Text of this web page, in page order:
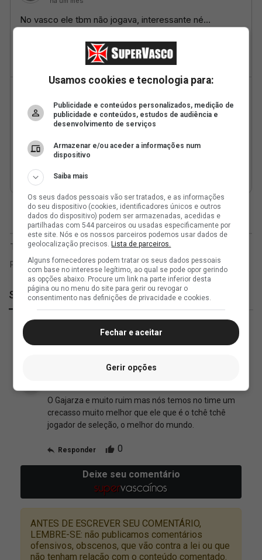
SuperVasco
Usamos cookies e tecnologia para:
Publicidade e conteúdos personalizados, medição de
publicidade e conteúdos, estudos de audiência e
desenvolvimento de serviços
Armazenar e/ou aceder a informações num
dispositivo
Saiba mais
Os seus dados pessoais vão ser tratados, e as informações
do seu dispositivo (cookies, identificadores únicos e outros
dados do dispositivo) podem ser armazenadas, acedidas e
partilhadas com 544 parceiros ou usadas especificamente por
este site. Nós e os nossos parceiros podemos usar dados de
geolocalização precisos.Lista de parceiros.
Alguns fornecedores podem tratar os seus dados pessoais
com base no interesse legítimo, ao qual se pode opor gerindo
as opções abaixo. Procure um link na parte inferior desta
página ou no menu do site para gerir ou revogar o
consentimento nas definições de privacidade e cookies.
Fechar e aceitar
Gerir opções